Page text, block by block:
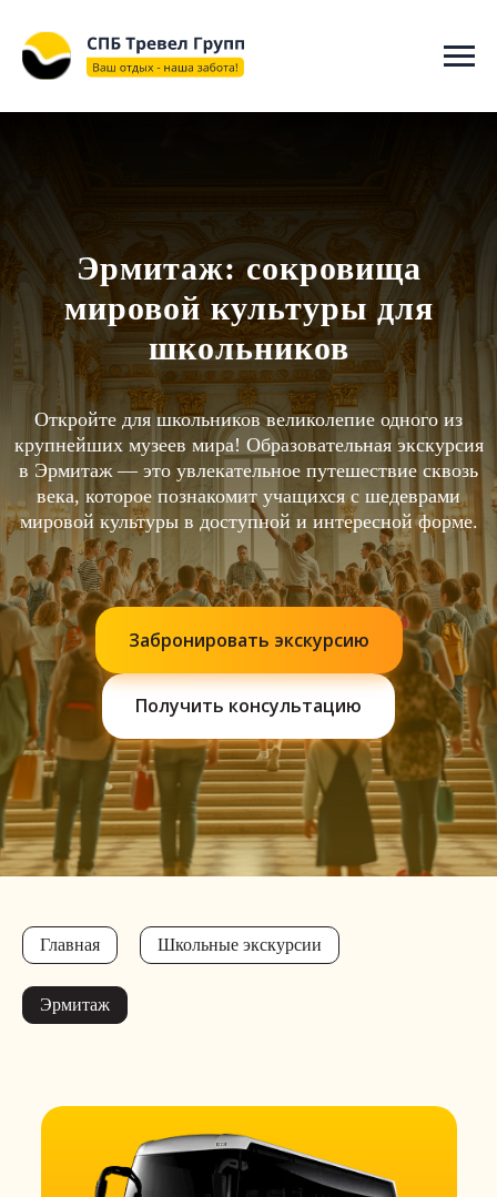
"СПБ ТРЕВЕЛ ГРУПП", "url": "https://spbtravelgroup.ru/",
"potentialAction": { "@type": "SearchAction", "target":
"https://spbtravelgroup.ru/search?q={search_term_string}", "query-
Эрмитаж: сокровища
мировой культуры для
школьников
Откройте для школьников великолепие одного из
крупнейших музеев мира! Образовательная экскурсия
в Эрмитаж — это увлекательное путешествие сквозь
века, которое познакомит учащихся с шедеврами
мировой культуры в доступной и интересной форме.
Забронировать экскурсию
Получить консультацию
Главная Школьные экскурсии
Эрмитаж